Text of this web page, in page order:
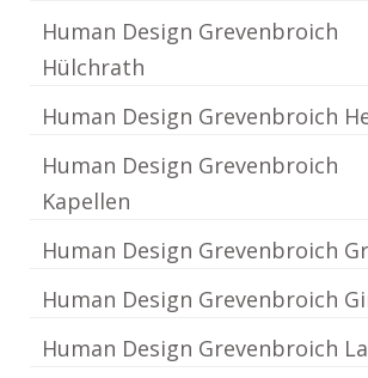
Human Design Grevenbroich
Hülchrath
Human Design Grevenbroich
Human Design Grevenbroich
Kapellen
Human Design Grevenbroich
Human Design Grevenbroich
Human Design Grevenbroich